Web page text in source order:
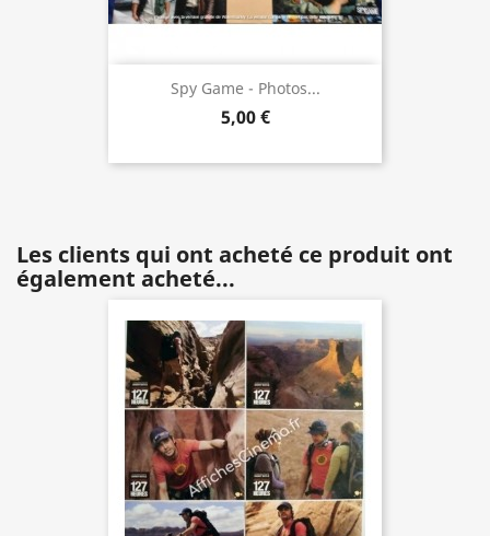
Spy Game - Photos...
5,00 €
Les clients qui ont acheté ce produit ont
également acheté...